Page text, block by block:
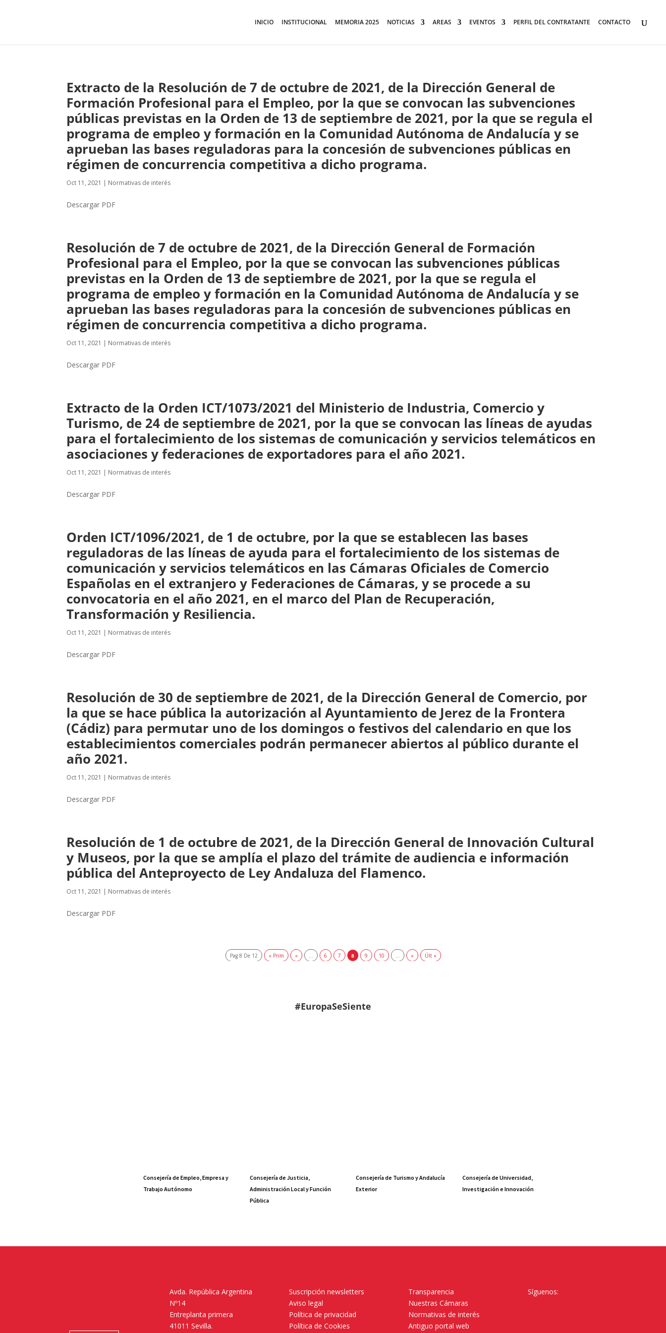
INICIO INSTITUCIONAL MEMORIA 2025 NOTICIAS AREAS EVENTOS PERFIL DEL CONTRATANTE CONTACTO
Extracto de la Resolución de 7 de octubre de 2021, de la Dirección General de
Formación Profesional para el Empleo, por la que se convocan las subvenciones
públicas previstas en la Orden de 13 de septiembre de 2021, por la que se regula el
programa de empleo y formación en la Comunidad Autónoma de Andalucía y se
aprueban las bases reguladoras para la concesión de subvenciones públicas en
régimen de concurrencia competitiva a dicho programa.
Oct 11, 2021 | Normativas de interés
Descargar PDF
Resolución de 7 de octubre de 2021, de la Dirección General de Formación
Profesional para el Empleo, por la que se convocan las subvenciones públicas
previstas en la Orden de 13 de septiembre de 2021, por la que se regula el
programa de empleo y formación en la Comunidad Autónoma de Andalucía y se
aprueban las bases reguladoras para la concesión de subvenciones públicas en
régimen de concurrencia competitiva a dicho programa.
Oct 11, 2021 | Normativas de interés
Descargar PDF
Extracto de la Orden ICT/1073/2021 del Ministerio de Industria, Comercio y
Turismo, de 24 de septiembre de 2021, por la que se convocan las líneas de ayudas
para el fortalecimiento de los sistemas de comunicación y servicios telemáticos en
asociaciones y federaciones de exportadores para el año 2021.
Oct 11, 2021 | Normativas de interés
Descargar PDF
Orden ICT/1096/2021, de 1 de octubre, por la que se establecen las bases
reguladoras de las líneas de ayuda para el fortalecimiento de los sistemas de
comunicación y servicios telemáticos en las Cámaras Oficiales de Comercio
Españolas en el extranjero y Federaciones de Cámaras, y se procede a su
convocatoria en el año 2021, en el marco del Plan de Recuperación,
Transformación y Resiliencia.
Oct 11, 2021 | Normativas de interés
Descargar PDF
Resolución de 30 de septiembre de 2021, de la Dirección General de Comercio, por
la que se hace pública la autorización al Ayuntamiento de Jerez de la Frontera
(Cádiz) para permutar uno de los domingos o festivos del calendario en que los
establecimientos comerciales podrán permanecer abiertos al público durante el
año 2021.
Oct 11, 2021 | Normativas de interés
Descargar PDF
Resolución de 1 de octubre de 2021, de la Dirección General de Innovación Cultural
y Museos, por la que se amplía el plazo del trámite de audiencia e información
pública del Anteproyecto de Ley Andaluza del Flamenco.
Oct 11, 2021 | Normativas de interés
Descargar PDF
Pag 8 De 12 « Prim « 6 7 8 9 10 » Últ »
#EuropaSeSiente
Consejería de Empleo, Empresa y
Trabajo Autónomo
Consejería de Justicia,
Administración Local y Función
Pública
Consejería de Turismo y Andalucía
Exterior
Consejería de Universidad,
Investigación e Innovación
Avda. República Argentina
Nº14
Entreplanta primera
41011 Sevilla.
Suscripción newsletters
Aviso legal
Política de privacidad
Política de Cookies
Transparencia
Nuestras Cámaras
Normativas de interés
Antiguo portal web
Síguenos: